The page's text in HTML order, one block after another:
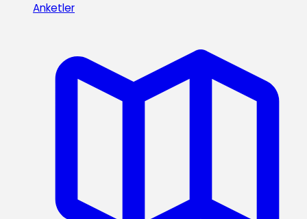
Anketler